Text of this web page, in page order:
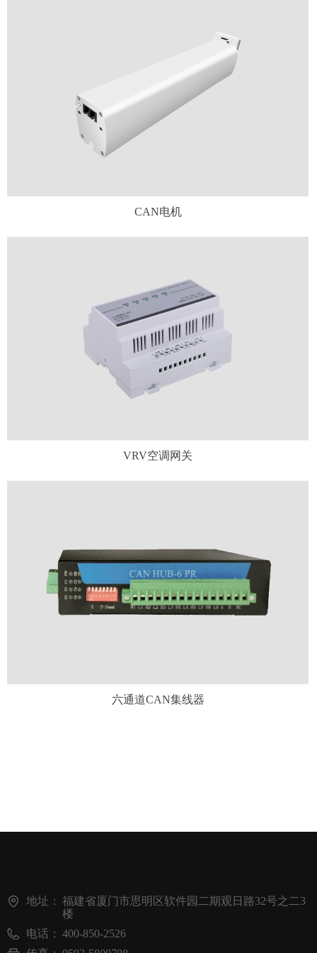
CAN电机
VRV空调网关
六通道CAN集线器
地址： 福建省厦门市思明区软件园二期观日路32号之二3
楼
电话： 400-850-2526